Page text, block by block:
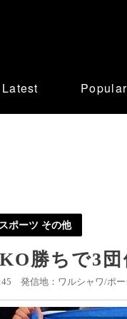
Latest Popular
スポーツ その他
勝ちで3
発信地：ワルシャワ/ポ